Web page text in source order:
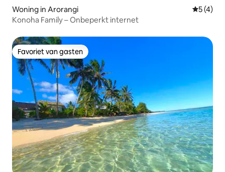
Woning in Arorangi
5 (4)
Konoha Family – Onbeperkt internet
Favoriet van gasten
Favoriet van gasten